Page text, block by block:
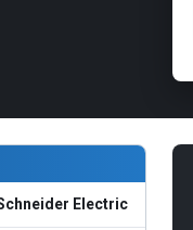
Electric